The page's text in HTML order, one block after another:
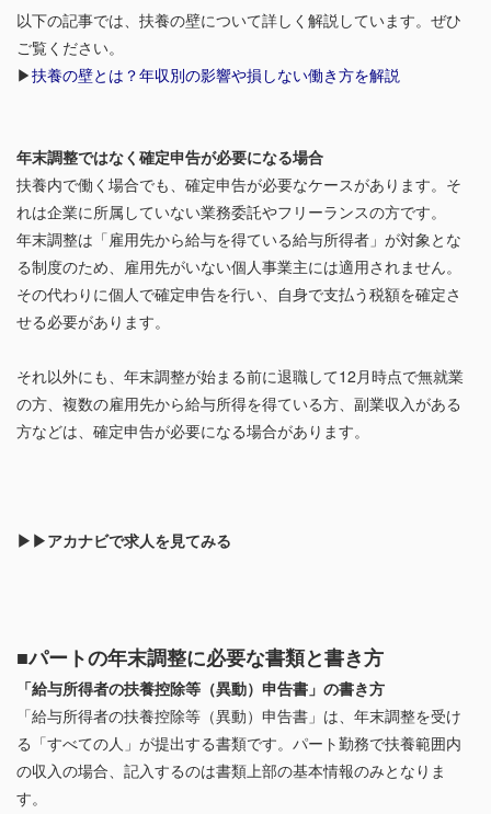
以下の記事では、扶養の壁について詳しく解説しています。ぜひ
ご覧ください。
▶扶養の壁とは？年収別の影響や損しない働き方を解説
年末調整ではなく確定申告が必要になる場合
扶養内で働く場合でも、確定申告が必要なケースがあります。そ
れは企業に所属していない業務委託やフリーランスの方です。
年末調整は「雇用先から給与を得ている給与所得者」が対象とな
る制度のため、雇用先がいない個人事業主には適用されません。
その代わりに個人で確定申告を行い、自身で支払う税額を確定さ
せる必要があります。
それ以外にも、年末調整が始まる前に退職して12月時点で無就業
の方、複数の雇用先から給与所得を得ている方、副業収入がある
方などは、確定申告が必要になる場合があります。
▶▶アカナビで求人を見てみる
■パートの年末調整に必要な書類と書き方
「給与所得者の扶養控除等（異動）申告書」の書き方
「給与所得者の扶養控除等（異動）申告書」は、年末調整を受け
る「すべての人」が提出する書類です。パート勤務で扶養範囲内
の収入の場合、記入するのは書類上部の基本情報のみとなりま
す。